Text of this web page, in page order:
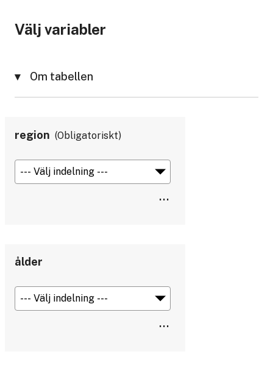
Välj variabler
Om tabellen
region Obligatoriskt
ålder